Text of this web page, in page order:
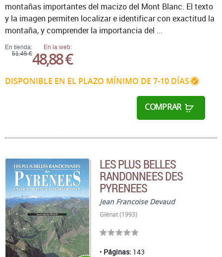
En tienda:
51,45 €
En la web:
48,88 €
DISPONIBLE EN EL PLAZO MÍNIMO DE 7-10 DÍAS
COMPRAR
montañas importantes del macizo del Mont Blanc. El texto
y la imagen permiten localizar e identificar con exactitud la
montaña, y comprender la importancia del ...
LES PLUS BELLES
RANDONNEES DES
PYRENEES
Jean Francoise Devaud
Glénat (1993)
Páginas: 143